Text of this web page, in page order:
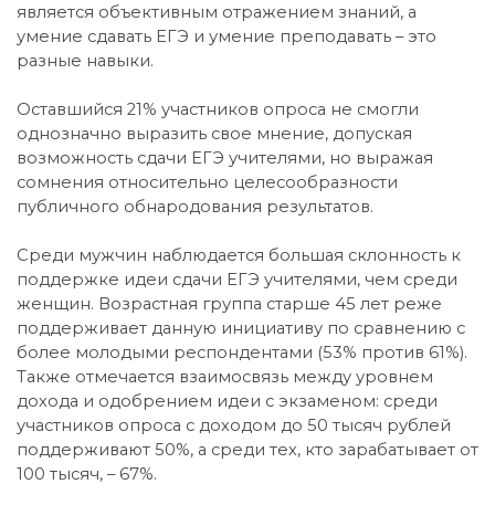
является объективным отражением знаний, а
умение сдавать ЕГЭ и умение преподавать – это
разные навыки.
Оставшийся 21% участников опроса не смогли
однозначно выразить свое мнение, допуская
возможность сдачи ЕГЭ учителями, но выражая
сомнения относительно целесообразности
публичного обнародования результатов.
Среди мужчин наблюдается большая склонность к
поддержке идеи сдачи ЕГЭ учителями, чем среди
женщин. Возрастная группа старше 45 лет реже
поддерживает данную инициативу по сравнению с
более молодыми респондентами (53% против 61%).
Также отмечается взаимосвязь между уровнем
дохода и одобрением идеи с экзаменом: среди
участников опроса с доходом до 50 тысяч рублей
поддерживают 50%, а среди тех, кто зарабатывает от
100 тысяч, – 67%.